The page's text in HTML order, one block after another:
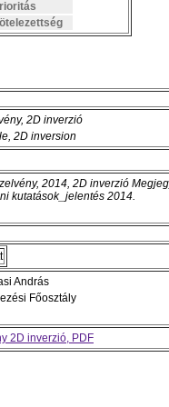
2D inverzió
2D inversion
2014, 2D inverzió
kutatások_jelentés 2014.
András
Főosztály
2D inverzió, PDF